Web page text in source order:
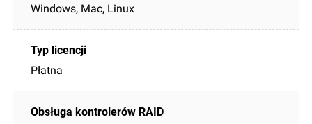
Windows, Mac, Linux
Płatna